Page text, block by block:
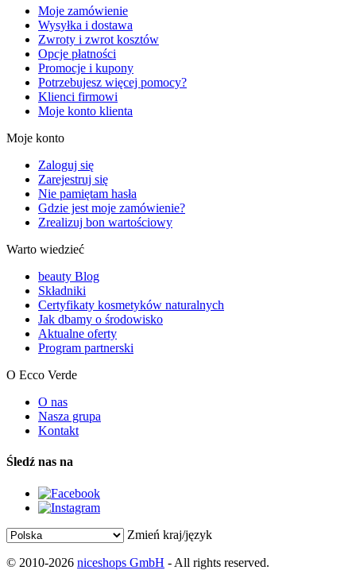
Moje zamówienie
Wysyłka i dostawa
Zwroty i zwrot kosztów
Opcje płatności
Promocje i kupony
Potrzebujesz więcej pomocy?
Klienci firmowi
Moje konto klienta
Moje konto
Zaloguj się
Zarejestruj się
Nie pamiętam hasła
Gdzie jest moje zamówienie?
Zrealizuj bon wartościowy
Warto wiedzieć
beauty Blog
Składniki
Certyfikaty kosmetyków naturalnych
Jak dbamy o środowisko
Aktualne oferty
Program partnerski
O Ecco Verde
O nas
Nasza grupa
Kontakt
Śledź nas na
Zmień kraj/język
© 2010-2026 niceshops GmbH - All rights reserved.